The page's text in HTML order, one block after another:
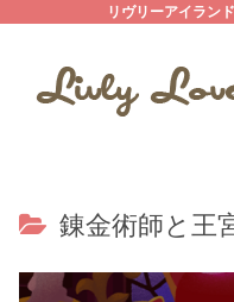
リヴリーアイラン
錬金術師と王